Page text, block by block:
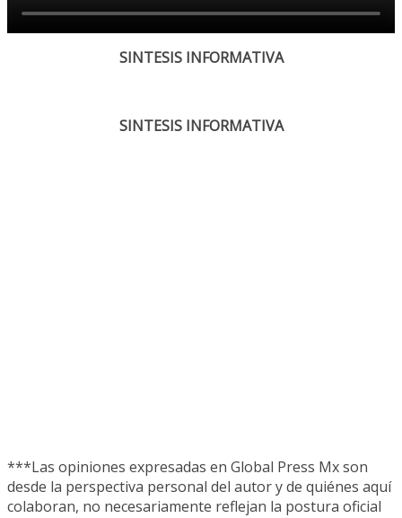
SINTESIS INFORMATIVA
SINTESIS INFORMATIVA
***Las opiniones expresadas en Global Press Mx son
desde la perspectiva personal del autor y de quiénes aquí
colaboran, no necesariamente reflejan la postura oficial